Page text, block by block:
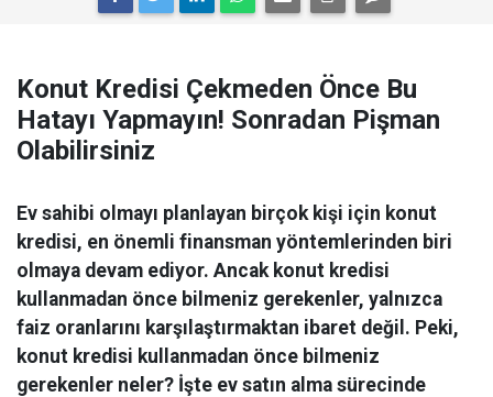
Konut Kredisi Çekmeden Önce Bu
Hatayı Yapmayın! Sonradan Pişman
Olabilirsiniz
Ev sahibi olmayı planlayan birçok kişi için konut
kredisi, en önemli finansman yöntemlerinden biri
olmaya devam ediyor. Ancak konut kredisi
kullanmadan önce bilmeniz gerekenler, yalnızca
faiz oranlarını karşılaştırmaktan ibaret değil. Peki,
konut kredisi kullanmadan önce bilmeniz
gerekenler neler? İşte ev satın alma sürecinde